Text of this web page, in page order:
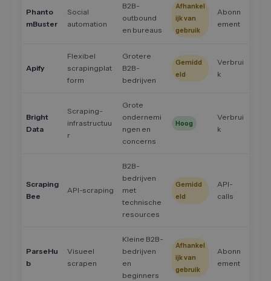
Phanto
mBuster
Social
automation
B2B-
outbound
en bureaus
Afhankel
ijk van
gebruik
Abonn
ement
Apify
Flexibel
scrapingplat
form
Grotere
B2B-
bedrijven
Gemidd
eld
Verbrui
k
Bright
Data
Scraping-
infrastructuu
r
Grote
ondernemi
ngen en
concerns
Hoog
Verbrui
k
Scraping
Bee
API-scraping
B2B-
bedrijven
met
technische
resources
Gemidd
eld
API-
calls
ParseHu
b
Visueel
scrapen
Kleine B2B-
bedrijven
en
beginners
Afhankel
ijk van
gebruik
Abonn
ement